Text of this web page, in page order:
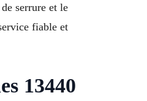
serrure et le
fiable et
13440